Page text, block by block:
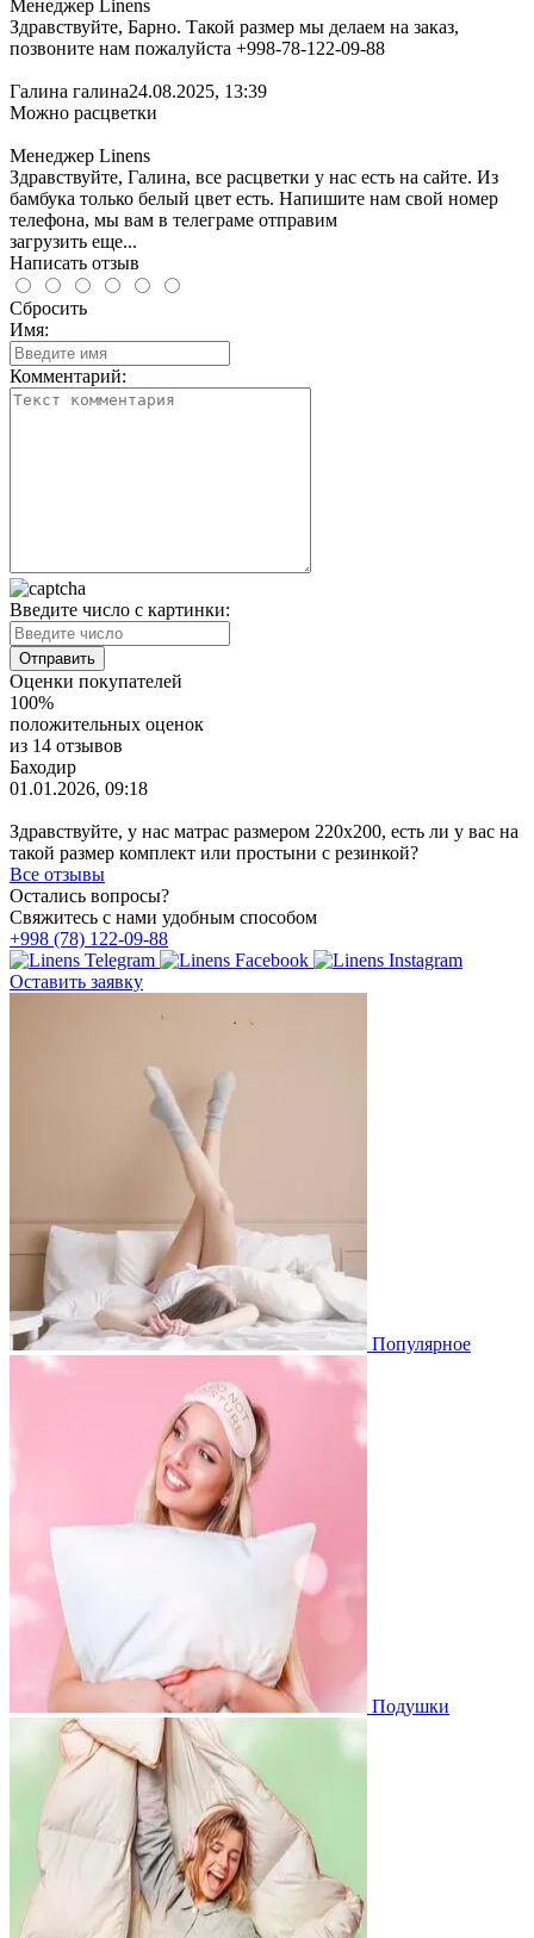
Менеджер Linens
Здравствуйте, Барно. Такой размер мы делаем на заказ,
позвоните нам пожалуйста +998-78-122-09-88
Галина галина24.08.2025, 13:39
Можно расцветки
Менеджер Linens
Здравствуйте, Галина, все расцветки у нас есть на сайте. Из
бамбука только белый цвет есть. Напишите нам свой номер
телефона, мы вам в телеграме отправим
загрузить еще...
Написать отзыв
Сбросить
Имя:
Комментарий:
Введите число с картинки:
Оценки покупателей
100%
положительных оценок
из 14 отзывов
Баходир
01.01.2026, 09:18
Здравствуйте, у нас матрас размером 220х200, есть ли у вас на
такой размер комплект или простыни с резинкой?
Все отзывы
Остались вопросы?
Свяжитесь с нами удобным способом
+998 (78) 122-09-88
Оставить заявку
Популярное
Подушки